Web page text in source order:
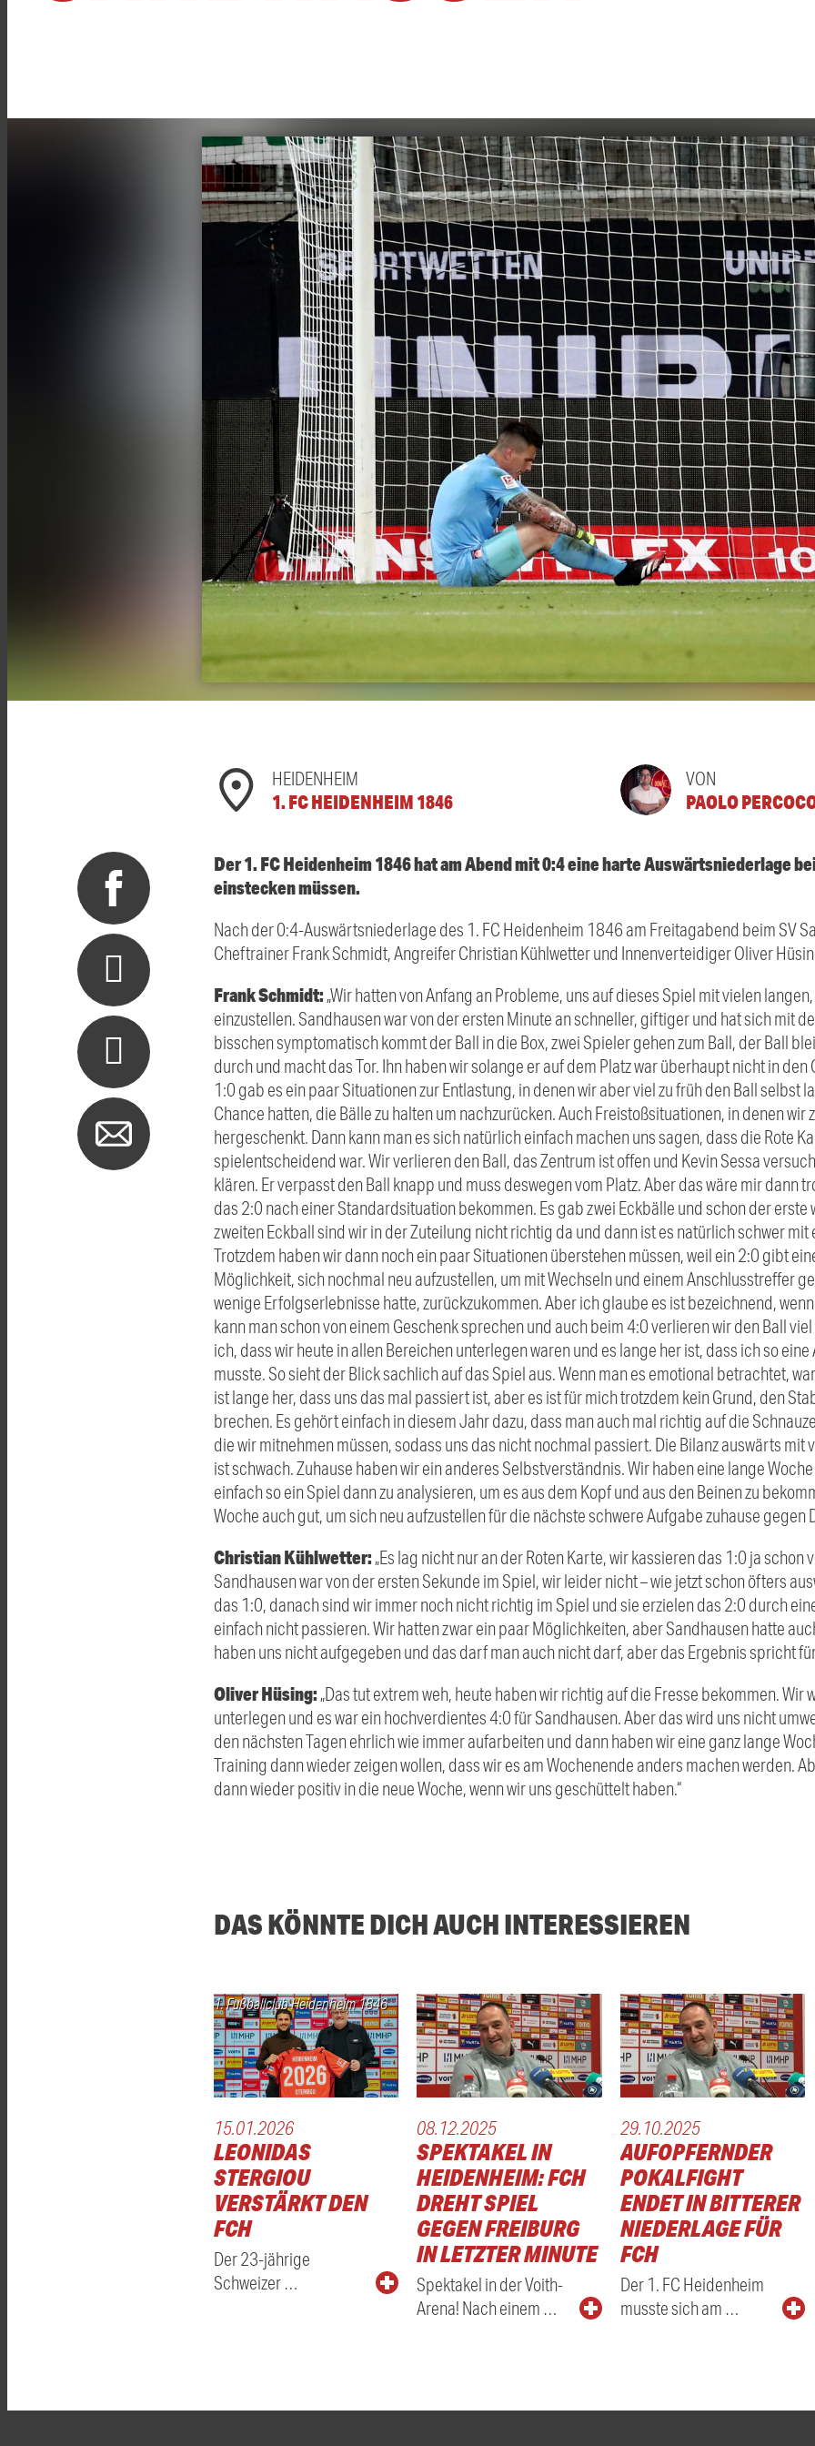
HEIDENHEIM
1. FC HEIDENHEIM 1846
VON
PAOLO
Der 1. FC Heidenheim 1846 hat am Abend mit 0:4 eine harte Auswärtsniederlage
einstecken müssen.
Nach der 0:4-Auswärtsniederlage des 1. FC Heidenheim 1846 am Freitagabend beim SV
Cheftrainer Frank Schmidt, Angreifer Christian Kühlwetter und Innenverteidiger Oliver
Frank Schmidt: „Wir hatten von Anfang an Probleme, uns auf dieses Spiel mit vielen
einzustellen. Sandhausen war von der ersten Minute an schneller, giftiger und hat sich mit
bisschen symptomatisch kommt der Ball in die Box, zwei Spieler gehen zum Ball, der Ball
durch und macht das Tor. Ihn haben wir solange er auf dem Platz war überhaupt nicht in
1:0 gab es ein paar Situationen zur Entlastung, in denen wir aber viel zu früh den Ball selbst
Chance hatten, die Bälle zu halten um nachzurücken. Auch Freistoßsituationen, in denen wir
hergeschenkt. Dann kann man es sich natürlich einfach machen uns sagen, dass die Rote
spielentscheidend war. Wir verlieren den Ball, das Zentrum ist offen und Kevin Sessa
klären. Er verpasst den Ball knapp und muss deswegen vom Platz. Aber das wäre mir dann
das 2:0 nach einer Standardsituation bekommen. Es gab zwei Eckbälle und schon der
zweiten Eckball sind wir in der Zuteilung nicht richtig da und dann ist es natürlich schwer mit
Trotzdem haben wir dann noch ein paar Situationen überstehen müssen, weil ein 2:0 gibt
Möglichkeit, sich nochmal neu aufzustellen, um mit Wechseln und einem Anschlusstreffer
wenige Erfolgserlebnisse hatte, zurückzukommen. Aber ich glaube es ist bezeichnend,
kann man schon von einem Geschenk sprechen und auch beim 4:0 verlieren wir den Ball
ich, dass wir heute in allen Bereichen unterlegen waren und es lange her ist, dass ich so
musste. So sieht der Blick sachlich auf das Spiel aus. Wenn man es emotional betrachtet,
ist lange her, dass uns das mal passiert ist, aber es ist für mich trotzdem kein Grund, den
brechen. Es gehört einfach in diesem Jahr dazu, dass man auch mal richtig auf die
die wir mitnehmen müssen, sodass uns das nicht nochmal passiert. Die Bilanz auswärts mit
ist schwach. Zuhause haben wir ein anderes Selbstverständnis. Wir haben eine lange
einfach so ein Spiel dann zu analysieren, um es aus dem Kopf und aus den Beinen zu
Woche auch gut, um sich neu aufzustellen für die nächste schwere Aufgabe zuhause gegen
Christian Kühlwetter: „Es lag nicht nur an der Roten Karte, wir kassieren das 1:0 ja schon
Sandhausen war von der ersten Sekunde im Spiel, wir leider nicht – wie jetzt schon öfters
das 1:0, danach sind wir immer noch nicht richtig im Spiel und sie erzielen das 2:0 durch
einfach nicht passieren. Wir hatten zwar ein paar Möglichkeiten, aber Sandhausen hatte
haben uns nicht aufgegeben und das darf man auch nicht darf, aber das Ergebnis spricht
Oliver Hüsing: „Das tut extrem weh, heute haben wir richtig auf die Fresse bekommen. Wir
unterlegen und es war ein hochverdientes 4:0 für Sandhausen. Aber das wird uns nicht
den nächsten Tagen ehrlich wie immer aufarbeiten und dann haben wir eine ganz lange
Training dann wieder zeigen wollen, dass wir es am Wochenende anders machen werden.
dann wieder positiv in die neue Woche, wenn wir uns geschüttelt haben.“
DAS KÖNNTE DICH AUCH INTERESSIEREN
1. Fußballclub Heidenheim 1846
15.01.2026
LEONIDAS
STERGIOU
VERSTÄRKT DEN
FCH
Der 23-jährige
Schweizer …
08.12.2025
SPEKTAKEL IN
HEIDENHEIM: FCH
DREHT SPIEL
GEGEN FREIBURG
IN LETZTER MINUTE
Spektakel in der Voith-
Arena! Nach einem …
29.10.2025
AUFOPFERNDER
POKALFIGHT
ENDET IN BITTERER
NIEDERLAGE FÜR
FCH
Der 1. FC Heidenheim
musste sich am …